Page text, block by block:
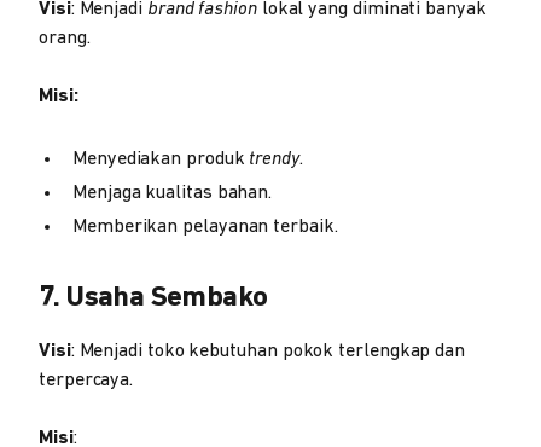
Visi: Menjadi brand fashion lokal yang diminati banyak
orang.
Misi:
Menyediakan produk trendy.
Menjaga kualitas bahan.
Memberikan pelayanan terbaik.
7. Usaha Sembako
Visi: Menjadi toko kebutuhan pokok terlengkap dan
terpercaya.
Misi: